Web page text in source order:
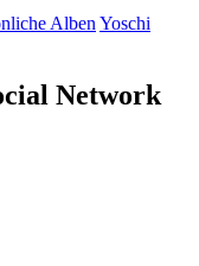
Alben Yoschi
Network